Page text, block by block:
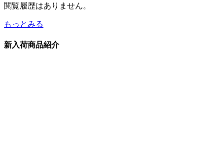
閲覧履歴はありません。
もっとみる
新入荷商品紹介